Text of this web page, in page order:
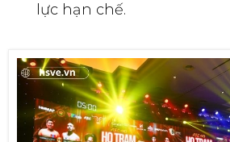
lực hạn chế.